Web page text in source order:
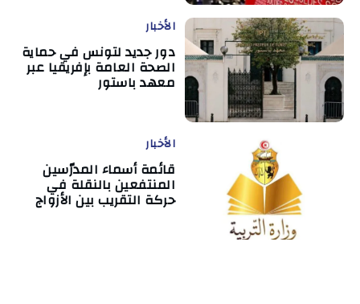
الأخبار
دور جديد لتونس في حماية
الصحة العامة بإفريقيا عبر
معهد باستور
الأخبار
قائمة أسماء المدرّسين
المنتفعين بالنقلة في
حركة التقريب بين الأزواج